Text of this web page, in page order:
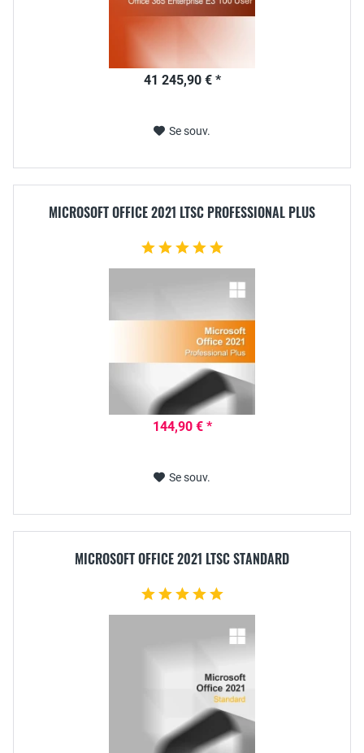
41 245,90 € *
Se souv.
MICROSOFT OFFICE 2021 LTSC PROFESSIONAL PLUS
144,90 € *
Se souv.
MICROSOFT OFFICE 2021 LTSC STANDARD